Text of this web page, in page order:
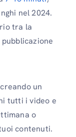
nel 2024.
tra la
un
tutti i video e
o
contenuti.